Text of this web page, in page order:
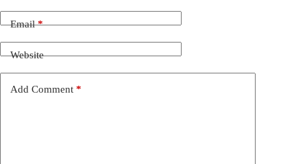
Email*
Website
Add Comment *